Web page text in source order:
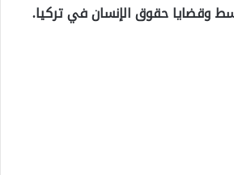
وقضايا حقوق الإنسان في تركيا.